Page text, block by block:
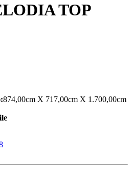
TOP
874,00cm X 717,00cm X 1.700,00cm